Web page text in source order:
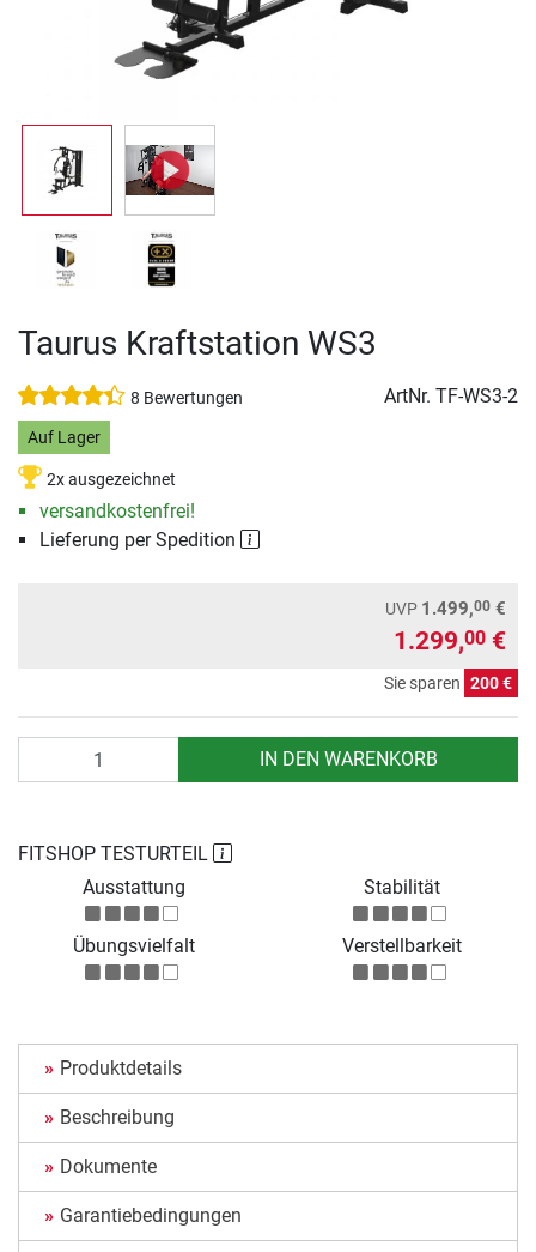
Taurus Kraftstation WS3
8 Bewertungen ArtNr. TF-WS3-2
Auf Lager
2x ausgezeichnet
versandkostenfrei!
Lieferung per Spedition
UVP 1.499,00 €
1.299,00 €
Sie sparen 200 €
IN DEN WARENKORB
FITSHOP TESTURTEIL
Ausstattung
Stabilität
Übungsvielfalt Verstellbarkeit
Produktdetails
Beschreibung
Dokumente
Garantiebedingungen